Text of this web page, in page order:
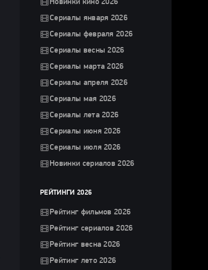
Новинки кино 2026
Сериалы января 2026
Сериалы февраля 2026
Сериалы весны 2026
Сериалы марта 2026
Сериалы апреля 2026
Сериалы мая 2026
Сериалы лета 2026
Сериалы июня 2026
Сериалы июля 2026
Новинки сериалов 2026
РЕЙТИНГИ 2026
Рейтинг фильмов 2026
Рейтинг сериалов 2026
Рейтинг весна 2026
Рейтинг лето 2026